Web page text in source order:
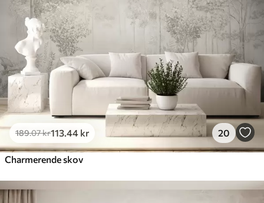
Premium vinyl
516.67310.00kr
Peel and Stick
666 .67 .00
189.07kr113 .44 kr 20
Charmerende skov